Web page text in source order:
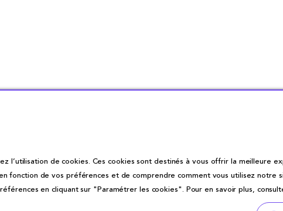
l’utilisation de cookies. Ces cookies sont destinés à vous offrir la meilleure
de vos préférences et de comprendre comment vous utilisez notre
en cliquant sur "Paramétrer les cookies". Pour en savoir plus,